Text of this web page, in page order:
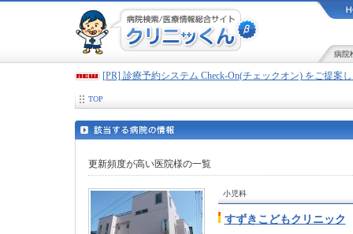
病院
[PR] 診療予約システム Check-On(チェックオン) をご提案
TOP
更新頻度が高い医院様の一覧
小児科
すずきこどもクリニック